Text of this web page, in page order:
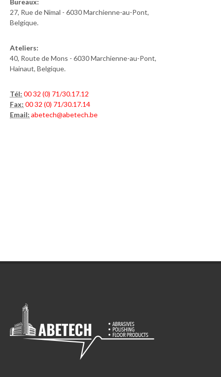
Bureaux:
27, Rue de Nimal - 6030 Marchienne-au-Pont,
Belgique.
Ateliers:
40, Route de Mons - 6030 Marchienne-au-Pont,
Hainaut, Belgique.
Tél: 00 32 (0) 71/30.17.12
Fax: 00 32 (0) 71/30.17.14
Email: abetech@abetech.be